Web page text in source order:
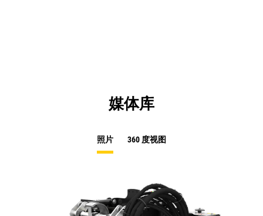
媒体库
照片 360 度视图